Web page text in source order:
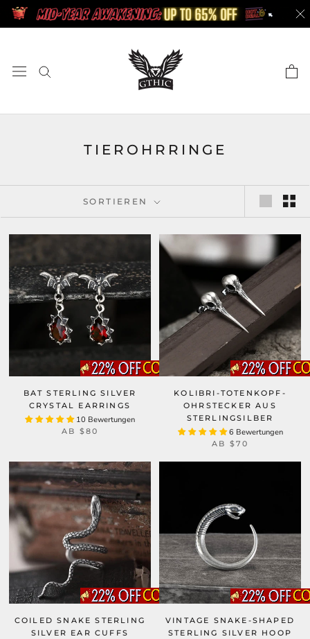
Zum
Inhalt
TIEROHRRINGE
SORTIEREN
BAT STERLING SILVER
CRYSTAL EARRINGS
10 Bewertungen
AB $80
KOLIBRI-TOTENKOPF-
OHRSTECKER AUS
STERLINGSILBER
6 Bewertungen
AB $70
COILED SNAKE STERLING
SILVER EAR CUFFS
VINTAGE SNAKE-SHAPED
STERLING SILVER HOOP